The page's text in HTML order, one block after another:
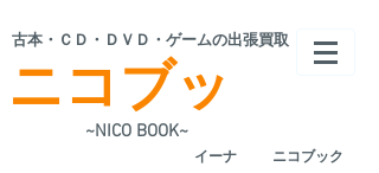
~NICO BOOK~
ニコブッ
​古本・ＣＤ・ＤＶＤ・ゲームの出張買取
​イーナ ニコブック